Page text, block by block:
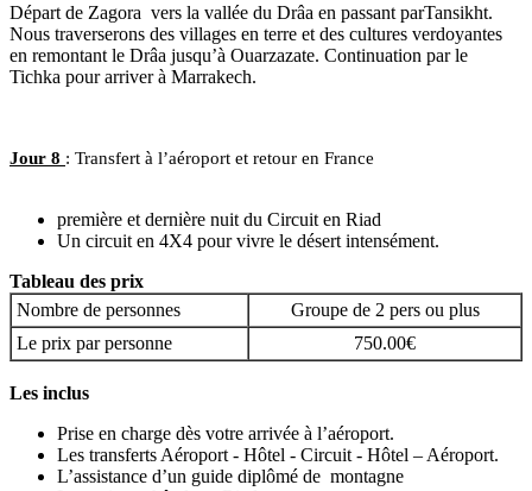
Départ de Zagora vers la vallée du Drâa en passant parTansikht.
Nous traverserons des villages en terre et des cultures verdoyantes
en remontant le Drâa jusqu’à Ouarzazate. Continuation par le
Tichka pour arriver à Marrakech.
Jour 8 : Transfert à l’aéroport et retour en France
première et dernière nuit du Circuit en Riad
Un circuit en 4X4 pour vivre le désert intensément.
Tableau des prix
Nombre de personnes
Groupe de 2 pers ou plus
Le prix par personne
750.00€
Les inclus
Prise en charge dès votre arrivée à l’aéroport.
Les transferts Aéroport - Hôtel - Circuit - Hôtel – Aéroport.
L’assistance d’un guide diplômé de montagne